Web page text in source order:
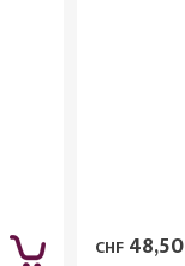
CHF48,50